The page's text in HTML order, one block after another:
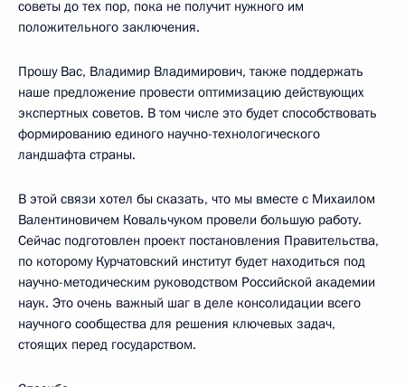
советы до тех пор, пока не получит нужного им
положительного заключения.
Прошу Вас, Владимир Владимирович, также поддержать
наше предложение провести оптимизацию действующих
экспертных советов. В том числе это будет способствовать
формированию единого научно-технологического
ландшафта страны.
В этой связи хотел бы сказать, что мы вместе с Михаилом
Валентиновичем Ковальчуком провели большую работу.
Сейчас подготовлен проект постановления Правительства,
по которому Курчатовский институт будет находиться под
научно-методическим руководством Российской академии
наук. Это очень важный шаг в деле консолидации всего
научного сообщества для решения ключевых задач,
стоящих перед государством.